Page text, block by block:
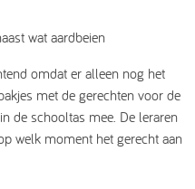
wat aardbeien
omdat er alleen nog het
met de gerechten voor de
de schooltas mee. De leraren
welk moment het gerecht aan